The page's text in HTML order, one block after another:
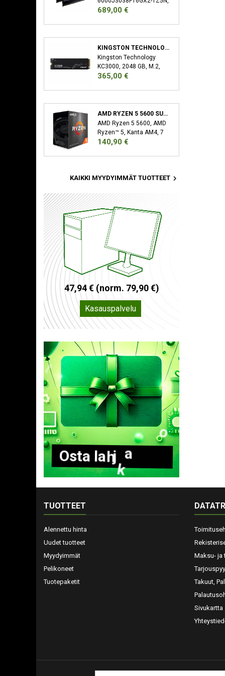
32 GB, 2 x 16 GB, DDR5,
Hinta
689,00 €
KINGSTON TECHNOLOGY KC3000 M.2 2048 GB PCI EXPRESS 4.0 3D TLC NVME
Kingston Technology
KC3000, 2048 GB, M.2,
7000 MB/s
Hinta
365,00 €
AMD RYZEN 5 5600 SUORITIN 3,5 GHZ 32 MB L3 LAATIKKO
AMD Ryzen 5 5600, AMD
Ryzen™ 5, Kanta AM4, 7
nm, AMD, 3,5 GHz, 4,4
Hinta
140,90 €
KAIKKI MYYDYIMMÄT TUOTTEET 
47,94€ (norm. 79,90€)
Kasauspalvelu
Osta lahj ak
TUOTTEET
Alennettu hinta
Uudet tuotteet
Myydyimmät
Pelikoneet
Tuotepaketit
Maksu- ja
Takuut,
Sivukartta